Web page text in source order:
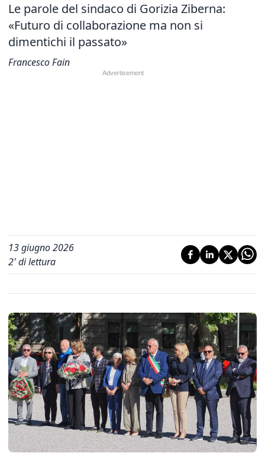
Le parole del sindaco di Gorizia Ziberna:
«Futuro di collaborazione ma non si
dimentichi il passato»
Francesco Fain
13 giugno 2026
2' di lettura